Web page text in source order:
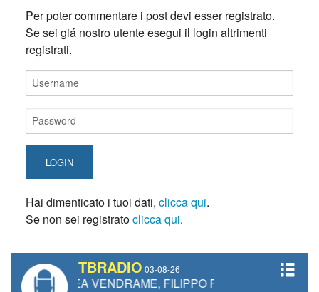
Per poter commentare i post devi esser registrato.
Se sei giá nostro utente esegui il login altrimenti
registrati.
LOGIN
Hai dimenticato i tuoi dati, clicca qui.
Se non sei registratoclicca qui.
TBRADIO 03-08-26
VENDRAME, FILIPPO FIORELLI